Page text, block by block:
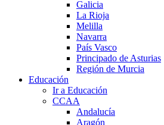
Galicia
La Rioja
Melilla
Navarra
País Vasco
Principado de Asturias
Región de Murcia
Educación
Ir a Educación
CCAA
Andalucía
Aragón